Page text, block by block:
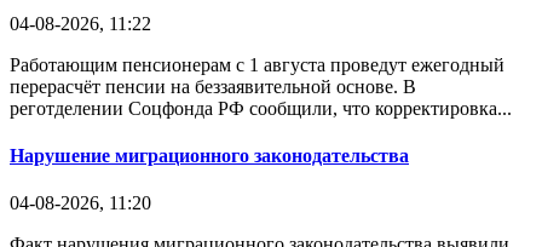
04-08-2026, 11:22
Работающим пенсионерам с 1 августа проведут ежегодный
перерасчёт пенсии на беззаявительной основе. В
реготделении Соцфонда РФ сообщили, что корректировка...
Нарушение миграционного законодательства
04-08-2026, 11:20